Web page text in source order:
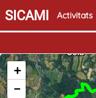
SICAMI Activitats
+
−